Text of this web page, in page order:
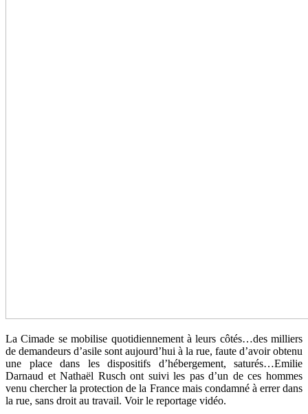
La Cimade se mobilise quotidiennement à leurs côtés…des milliers
de demandeurs d’asile sont aujourd’hui à la rue, faute d’avoir obtenu
une place dans les dispositifs d’hébergement, saturés…Emilie
Darnaud et Nathaël Rusch ont suivi les pas d’un de ces hommes
venu chercher la protection de la France mais condamné à errer dans
la rue, sans droit au travail. Voir le reportage vidéo.